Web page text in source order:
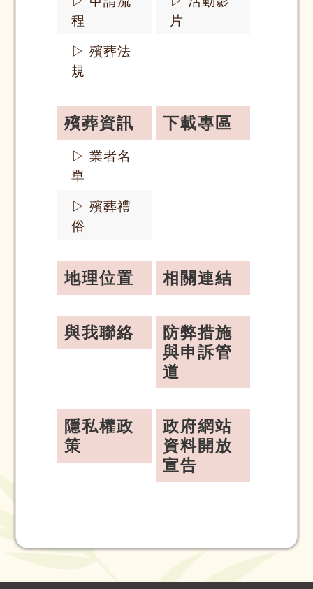
程
▷ 殯葬法
規
片
殯葬資訊
▷ 業者名
單
▷ 殯葬禮
俗
下載專區
地理位置 相關連結
與我聯絡
防弊措施
與申訴管
道
隱私權政
策
政府網站
資料開放
宣告